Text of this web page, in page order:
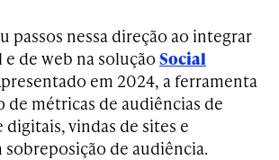
passos nessa direção ao integrar
e de web na solução Social
em 2024, a ferramenta
de métricas de audiências de
digitais, vindas de sites e
sobreposição de audiência.